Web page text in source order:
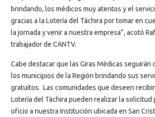
brindando, los médicos muy atentos y el
gracias a la Lotería del Táchira por tomar en
la jornada y venir a nuestra empresa”, acotó
trabajador de CANTV.
Cabe destacar que las Giras Médicas seguirán
los municipios de la Región brindando sus
gratuitos. Las comunidades que deseen
Lotería del Táchira pueden realizar la solicitud
oficio a nuestra Institución ubicada en San